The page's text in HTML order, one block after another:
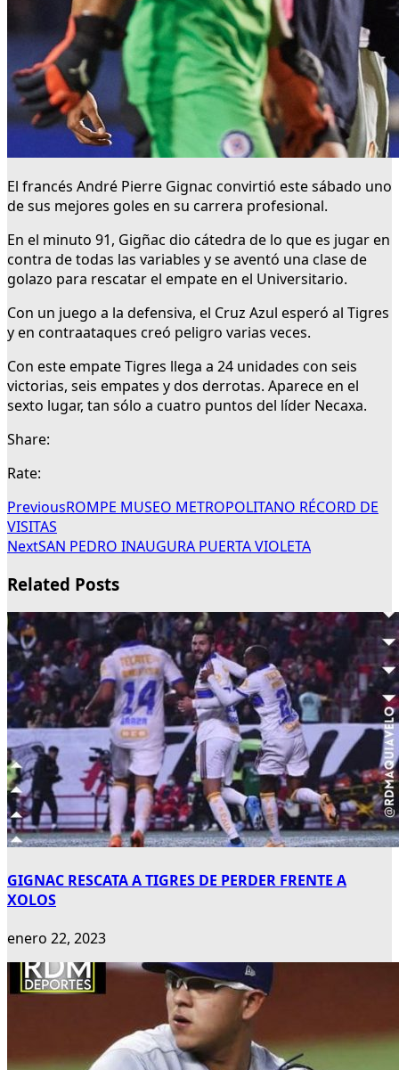
El francés André Pierre Gignac convirtió este sábado uno
de sus mejores goles en su carrera profesional.
En el minuto 91, Gigñac dio cátedra de lo que es jugar en
contra de todas las variables y se aventó una clase de
golazo para rescatar el empate en el Universitario.
Con un juego a la defensiva, el Cruz Azul esperó al Tigres
y en contraataques creó peligro varias veces.
Con este empate Tigres llega a 24 unidades con seis
victorias, seis empates y dos derrotas. Aparece en el
sexto lugar, tan sólo a cuatro puntos del líder Necaxa.
Share:
Rate:
PreviousROMPE MUSEO METROPOLITANO RÉCORD DE
VISITAS
NextSAN PEDRO INAUGURA PUERTA VIOLETA
Related Posts
GIGNAC RESCATA A TIGRES DE PERDER FRENTE A
XOLOS
enero 22, 2023